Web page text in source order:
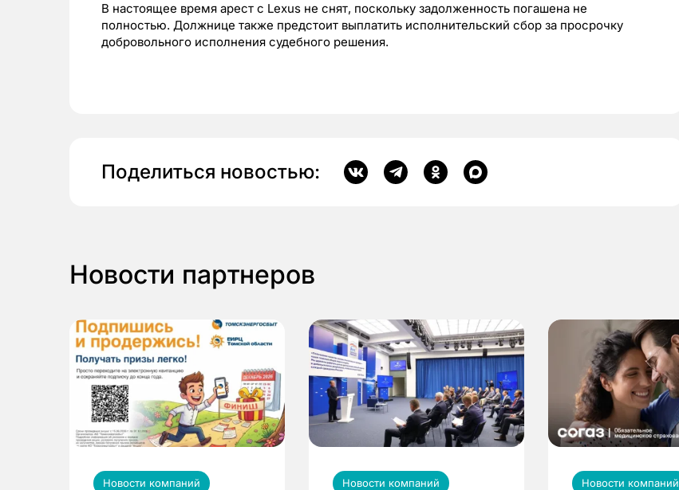
В настоящее время арест с Lexus не снят, поскольку задолженность погашена не
полностью. Должнице также предстоит выплатить исполнительский сбор за просрочку
добровольного исполнения судебного решения.
Поделиться новостью:
Новости партнеров
Новости компаний Новости компаний Новости компаний